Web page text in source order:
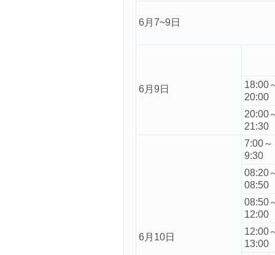
6月7~9日
6月9日
18:00
20:00
20:00
21:30
6月10日
7:00～
9:30
08:20
08:50
08:50
12:00
12:00
13:00